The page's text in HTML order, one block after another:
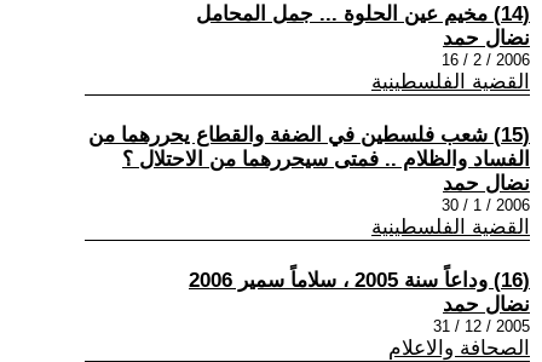
(14) مخيم عين الحلوة ... جمل المحامل
نضال حمد
2006 / 2 / 16
القضية الفلسطينية
(15) شعب فلسطين في الضفة والقطاع يحررهما من
الفساد والظلام .. فمتى سيحررهما من الاحتلال ؟
نضال حمد
2006 / 1 / 30
القضية الفلسطينية
(16) وداعاً سنة 2005 ، سلاماً سمير 2006
نضال حمد
2005 / 12 / 31
الصحافة والاعلام